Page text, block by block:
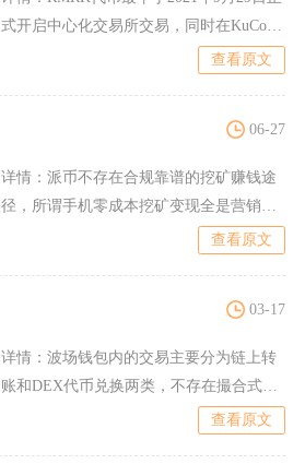
式开启中心化交易所交易，同时在KuCoin
查看原文
06-27
详情： 派币不存在合规靠谱的挖矿赚钱途
径，所谓手机零成本挖矿变现全是营销骗
查看原文
03-17
详情： 波场钱包内的交易主要分为链上转
账和DEX代币兑换两类，不存在撮合式集
查看原文